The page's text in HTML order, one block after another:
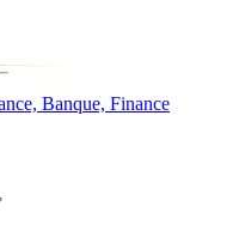
Banque, Finance